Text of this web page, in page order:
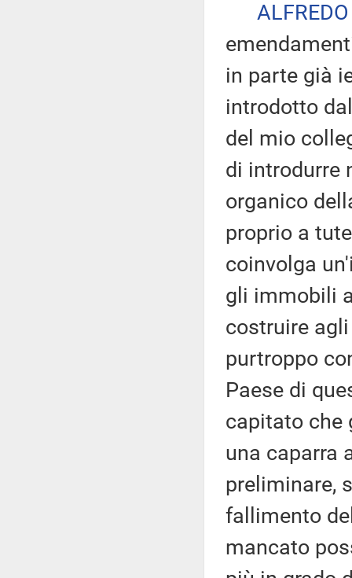
in parte già
introdotto
del mio
di introdurre
organico
proprio a
coinvolga
gli immobili
costruire
purtroppo
Paese di
capitato che
una caparra
preliminare,
fallimento
mancato